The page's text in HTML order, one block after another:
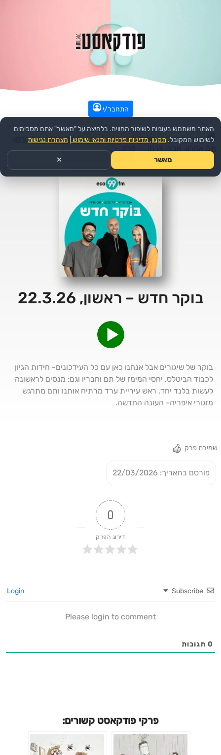
התחבר/י
עמוד הבית >> קומדיה >>הפודקאסט: בוקר חדש - טל ברמן,
בוקר חדש – ראשון, 22.3.26
בוקר של שיגורים אבל אנחנו כאן עם כל העידכונים- חידות הגיון
לכבוד הביטלס, יחסי המימז של תם וחבריו וגם: מנסים לראשונה
לעשות בלנד יחד, ראש עיריית ערד מרתיח אותנו ותם מתרגש
מזגורי איפריה- העונה החדשה.
שמירת פרק
פורסם בתאריך: 22/03/2026
0
דירוג הפרק
Subscribe
Please login to comment
0 תגובות
פרקי פודקאסט קשורים:
האתר משתמש בעוגיות לשיפור החוויה. בלחיצה על "מאשר" אתם מסכימים
לשימוש המקובל. תקנון, מדיניות פרטיות ותנאי שימוש הצהרת נגישות
מאשר ✕